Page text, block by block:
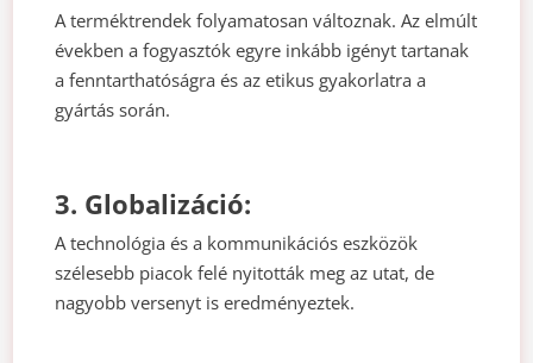
A terméktrendek folyamatosan változnak. Az elmúlt
években a fogyasztók egyre inkább igényt tartanak
a fenntarthatóságra és az etikus gyakorlatra a
gyártás során.
3. Globalizáció:
A technológia és a kommunikációs eszközök
szélesebb piacok felé nyitották meg az utat, de
nagyobb versenyt is eredményeztek.